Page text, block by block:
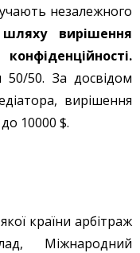
незалежного
вирішення
50/50. За досвідом
вирішення
10000 $.
країни арбітраж
Міжнародний